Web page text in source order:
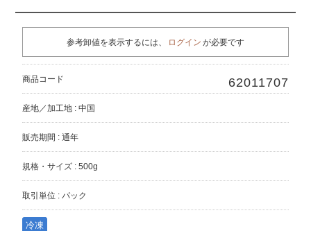
参考卸値を表示するには、 ログイン が必要です
商品コード 62011707
産地／加工地 : 中国
販売期間 : 通年
規格・サイズ : 500g
取引単位 : パック
冷凍